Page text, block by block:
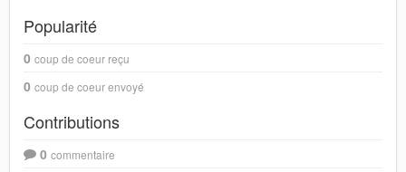
Popularité
0 coup de coeur reçu
0 coup de coeur envoyé
Contributions
0 commentaire